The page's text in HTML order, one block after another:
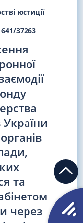
юстиції
37263
України
та
через